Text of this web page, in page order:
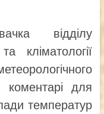
відділу
кліматології
коментарі для
температур